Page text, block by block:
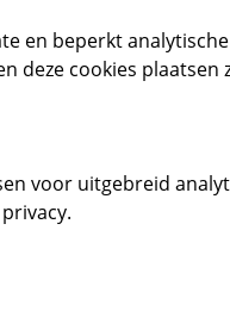
en beperkt
deze cookies
voor uitgebreid